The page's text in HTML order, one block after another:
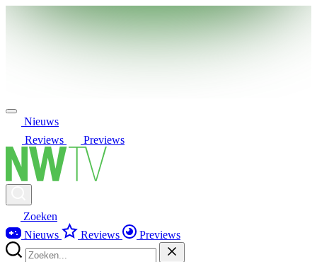
Nieuws
Reviews
Previews
Zoeken
Nieuws
Reviews Previews